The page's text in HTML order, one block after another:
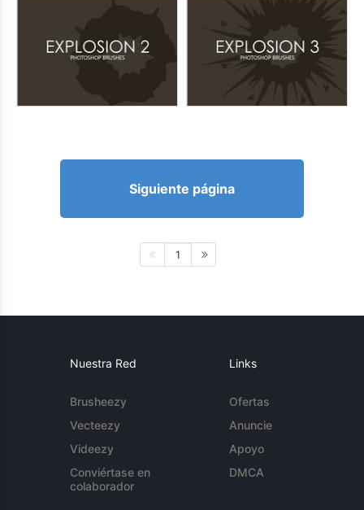
Siguiente página
1
Nuestra Red
Brusheezy
Vecteezy
Videezy
Conviértase en
colaborador
Links
Ofertas
Anuncie
Apoyo
DMCA